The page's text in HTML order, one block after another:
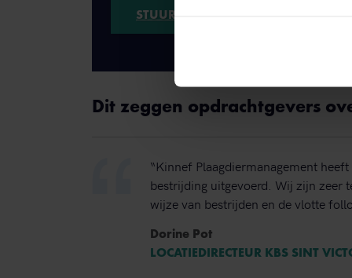
STUUR EEN WHATSAPP!
Dit zeggen opdrachtgevers
“Kinnef Plaagdiermanagement
bestrijding uitgevoerd. Wij zijn zeer
wijze van bestrijden en de vlotte
Dorine Pot
LOCATIEDIRECTEUR KBS SINT